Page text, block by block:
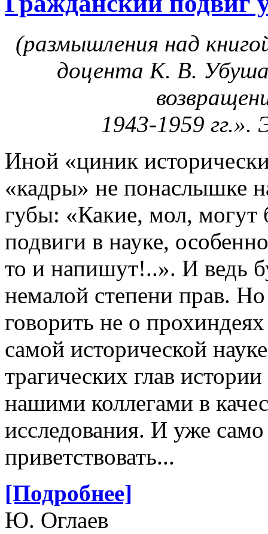
(размышления над
доцента К. В.
1943-1959 гг.».
Иной «циник
«кадры» не понаслышке
губы: «Какие, мол,
подвиги в науке,
то и напишут!..». И ведь
немалой степени прав.
говорить не о
самой исторической
трагических глав
нашими коллегами в
исследования. И уже
приветствовать...
[Подробнее]
Ю. Оглаев